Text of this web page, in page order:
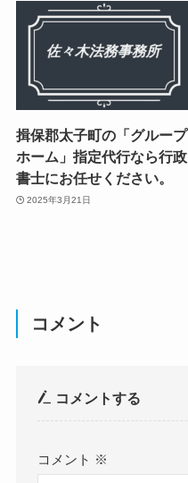
揖保郡太子町の「グループ
ホーム」指定代行なら行政
書士にお任せください。
2025年3月21日
コメント
コメントする
コメント ※